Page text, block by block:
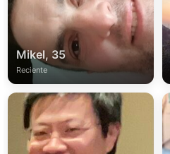
Mikel, 35
Reciente